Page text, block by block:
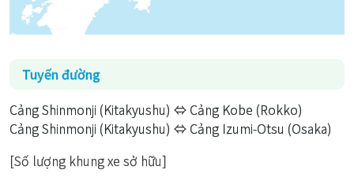
Tuyến đường
Cảng Shinmonji (Kitakyushu) ⇔ Cảng Kobe (Rokko)
Cảng Shinmonji (Kitakyushu) ⇔ Cảng Izumi-Otsu (Osaka)
[Số lượng khung xe sở hữu]